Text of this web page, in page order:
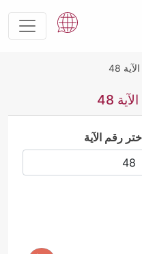
الآية 48
48
رقم الآية